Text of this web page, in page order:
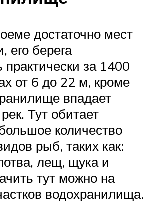
достаточно мест
его берега
практически за 1400
от 6 до 22 м, кроме
впадает
Тут обитает
количество
рыб, таких как:
лещ, щука и
тут можно на
водохранилища.